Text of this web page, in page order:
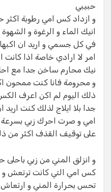
حبيبي
و ازداد كس امي رطوبة اكثر
انيك الماء و الرغوة و
في كل جسمي و اريد ان
امر لا ارادي خاصة اذا
نيك محارم ساخن جدا مع
و محرومة فانا كنت ممحون
ذلك اليوم لم اكن اعرف
جدا بلا ايلاج لذلك كنت
امي و صرت احرك زبي بسرعة
على توقيف القذف اكثر من
و انزلق المني من زبي
كس امي التي كانت ترتعش
تحس بحرارة المني و ارتعاش